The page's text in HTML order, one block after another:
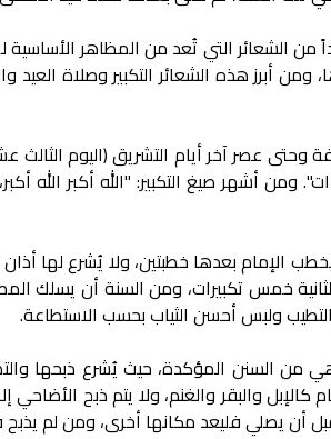
الشعائر التي تُعد من المظاهر الأساسية
أبرز هذه الشعائر التكبير وصلاة العيد
عصر آخر أيام التشريق (اليوم الثالث
أشهر صيغ التكبير: "الله أكبر الله أكبر،
الإمام بعدها خطبتين، ولا يُشرع لها
خمس تكبيرات، ومن السنة أن يسلك
ولبس أحسن الثياب بحسب الاستطاعة.
من السنن المؤكدة، حيث يُشرع ذبحها
والبقر والغنم، ولا يتم ذبح الأضاحي
أن يصلي فليعد مكانها أخرى، ومن لم يذبح